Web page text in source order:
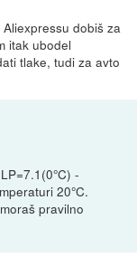
dobiš za
itak ubodel
tlake, tudi za avto
-
20°C.
pravilno